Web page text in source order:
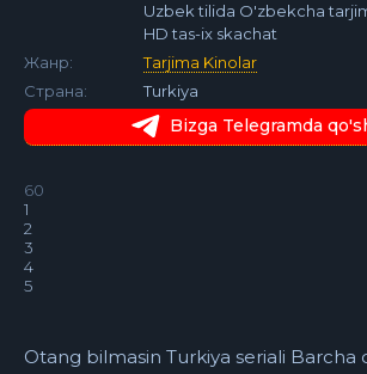
Uzbek tilida O'zbekcha
HD tas-ix skachat
Жанр:
Tarjima Kinolar
Страна:
Turkiya
Bizga Telegramda
60
1
2
3
4
5
Otang bilmasin Turkiya seriali Barcha